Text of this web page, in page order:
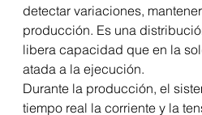
detectar variaciones,
producción. Es una
libera capacidad que en la
atada a la ejecución.
Durante la producción, el
tiempo real la corriente y la